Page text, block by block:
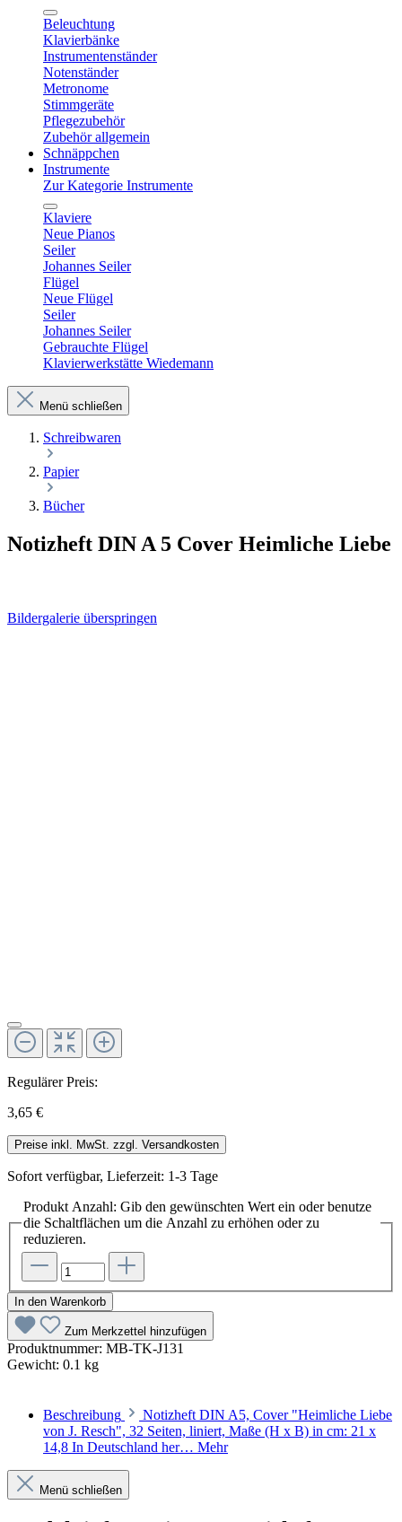
Beleuchtung
Klavierbänke
Instrumentenständer
Notenständer
Metronome
Stimmgeräte
Pflegezubehör
Zubehör allgemein
Schnäppchen
Instrumente
Zur Kategorie Instrumente
Klaviere
Neue Pianos
Seiler
Johannes Seiler
Flügel
Neue Flügel
Seiler
Johannes Seiler
Gebrauchte Flügel
Klavierwerkstätte Wiedemann
Menü schließen
Schreibwaren
Papier
Bücher
Notizheft DIN A 5 Cover Heimliche Liebe
Bildergalerie überspringen
Regulärer Preis:
3,65 €
Preise inkl. MwSt. zzgl. Versandkosten
Sofort verfügbar, Lieferzeit: 1-3 Tage
Produkt Anzahl: Gib den gewünschten Wert ein oder benutze
die Schaltflächen um die Anzahl zu erhöhen oder zu
reduzieren.
In den Warenkorb
Zum Merkzettel hinzufügen
Produktnummer: MB-TK-J131
Gewicht: 0.1 kg
Beschreibung
Notizheft DIN A5, Cover "Heimliche Liebe
von J. Resch", 32 Seiten, liniert, Maße (H x B) in cm: 21 x
14,8 In Deutschland her… Mehr
Menü schließen